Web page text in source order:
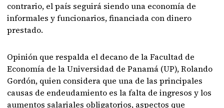
contrario, el país seguirá siendo una economía de
informales y funcionarios, financiada con dinero
prestado.
Opinión que respalda el decano de la Facultad de
Economía de la Universidad de Panamá (UP), Rolando
Gordón, quien considera que una de las principales
causas de endeudamiento es la falta de ingresos y los
aumentos salariales obligatorios, aspectos que